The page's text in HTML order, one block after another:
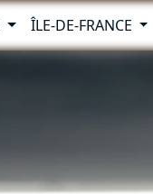
ÎLE-DE-FRANCE